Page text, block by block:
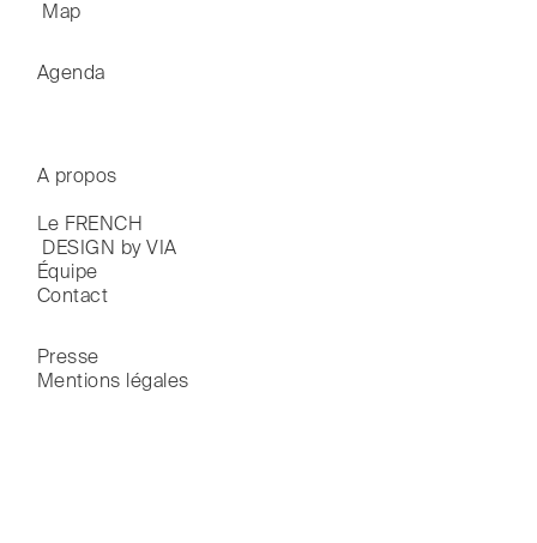
Map
Agenda
A propos
Le FRENCH
DESIGN by VIA
Équipe
Contact
Presse
Mentions légales